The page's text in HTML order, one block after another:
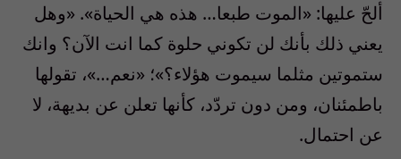
ألحّ عليها: «الموت طبعا… هذه هي الحياة». «وهل
يعني ذلك بأنك لن تكوني حلوة كما انت الآن؟ وانك
ستموتين مثلما سيموت هؤلاء؟»؛ «نعم…»، تقولها
باطمئنان، ومن دون تردّد، كأنها تعلن عن بديهة، لا
عن احتمال.